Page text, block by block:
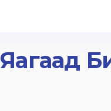
Яагаад